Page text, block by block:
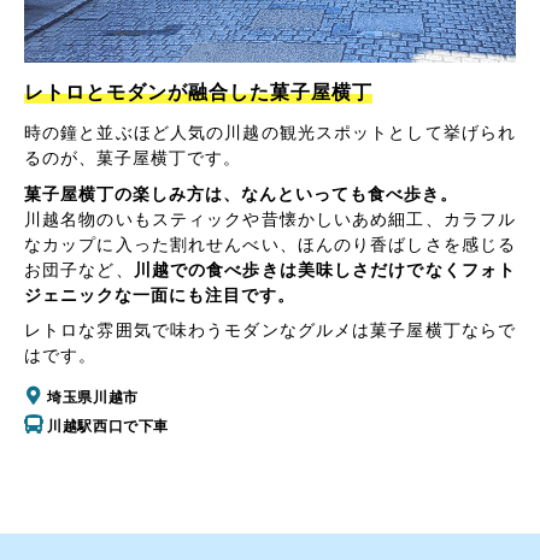
レトロとモダンが融合した菓子屋横丁
時の鐘と並ぶほど人気の川越の観光スポットとして挙げられ
るのが、菓子屋横丁です。
菓子屋横丁の楽しみ方は、なんといっても食べ歩き。
川越名物のいもスティックや昔懐かしいあめ細工、カラフル
なカップに入った割れせんべい、ほんのり香ばしさを感じる
お団子など、
川越での食べ歩きは美味しさだけでなくフォト
ジェニックな一面にも注目です。
レトロな雰囲気で味わうモダンなグルメは菓子屋横丁ならで
はです。
埼玉県川越市
川越駅西口で下車